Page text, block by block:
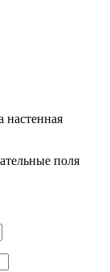
настенная
поля